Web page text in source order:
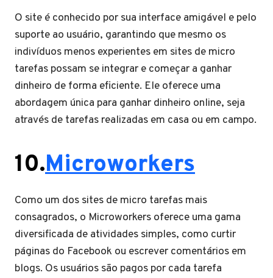
O site é conhecido por sua interface amigável e pelo
suporte ao usuário, garantindo que mesmo os
indivíduos menos experientes em sites de micro
tarefas possam se integrar e começar a ganhar
dinheiro de forma eficiente. Ele oferece uma
abordagem única para ganhar dinheiro online, seja
através de tarefas realizadas em casa ou em campo.
10.Microworkers
Como um dos sites de micro tarefas mais
consagrados, o Microworkers oferece uma gama
diversificada de atividades simples, como curtir
páginas do Facebook ou escrever comentários em
blogs. Os usuários são pagos por cada tarefa